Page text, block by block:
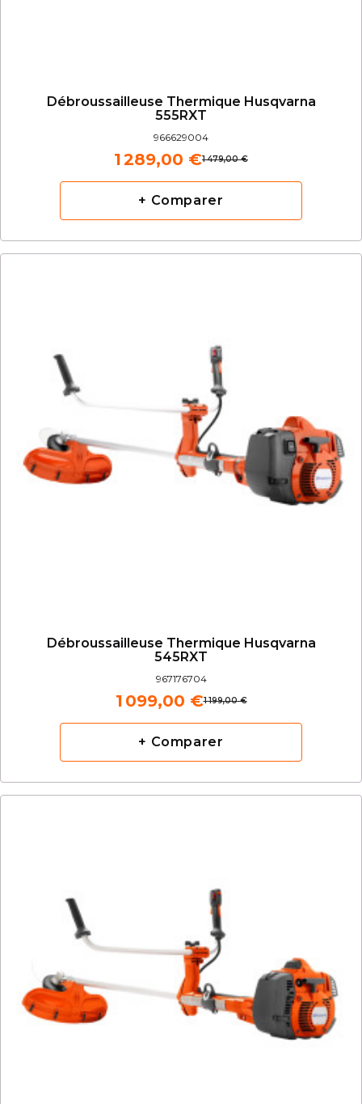
Débroussailleuse Thermique Husqvarna
555RXT
966629004
1 479,00 €
1 289,00 €
+ Comparer
Débroussailleuse Thermique Husqvarna
545RXT
967176704
1 199,00 €
1 099,00 €
+ Comparer